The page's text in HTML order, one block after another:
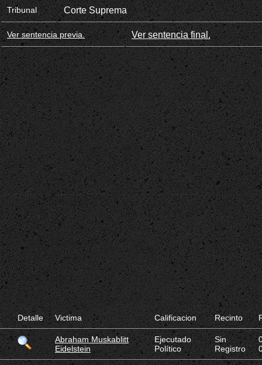
Tribunal Corte Suprema
Ver sentencia previa. Ver sentencia final.
Detalle Victima Calificacion Recinto
Abraham Muskablitt
Eidelstein
Ejecutado
Político
Sin
Registro